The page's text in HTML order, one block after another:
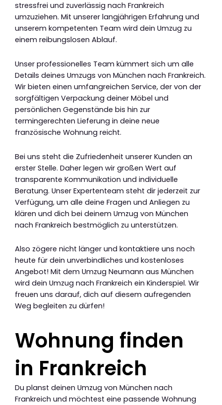
stressfrei und zuverlässig nach Frankreich
umzuziehen. Mit unserer langjährigen Erfahrung und
unserem kompetenten Team wird dein Umzug zu
einem reibungslosen Ablauf.
Unser professionelles Team kümmert sich um alle
Details deines Umzugs von München nach Frankreich.
Wir bieten einen umfangreichen Service, der von der
sorgfältigen Verpackung deiner Möbel und
persönlichen Gegenstände bis hin zur
termingerechten Lieferung in deine neue
französische Wohnung reicht.
Bei uns steht die Zufriedenheit unserer Kunden an
erster Stelle. Daher legen wir großen Wert auf
transparente Kommunikation und individuelle
Beratung. Unser Expertenteam steht dir jederzeit zur
Verfügung, um alle deine Fragen und Anliegen zu
klären und dich bei deinem Umzug von München
nach Frankreich bestmöglich zu unterstützen.
Also zögere nicht länger und kontaktiere uns noch
heute für dein unverbindliches und kostenloses
Angebot! Mit dem Umzug Neumann aus München
wird dein Umzug nach Frankreich ein Kinderspiel. Wir
freuen uns darauf, dich auf diesem aufregenden
Weg begleiten zu dürfen!
Wohnung finden
in Frankreich
Du planst deinen Umzug von München nach
Frankreich und möchtest eine passende Wohnung